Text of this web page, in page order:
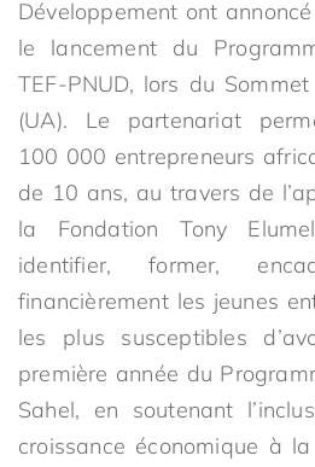
Développement ont
le lancement du
TEF-PNUD, lors du
(UA). Le partenariat
100 000 entrepreneurs
de 10 ans, au travers de
la Fondation Tony
identifier, former,
financièrement les jeunes
les plus susceptibles
première année du
Sahel, en soutenant
croissance économique à